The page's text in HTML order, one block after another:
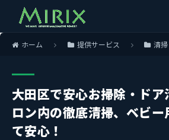
ホーム 提供サービス 清
大田区で安心お掃除・ド
ロン内の徹底清掃、ベビ
て安心！